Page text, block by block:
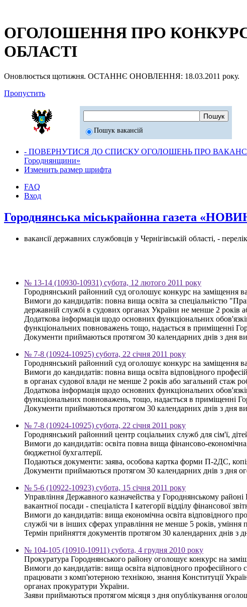
ОГОЛОШЕННЯ ПРО
ОБЛАСТІ
Оновлюється щотижня. ОСТАННЄ ОНОВЛЕННЯ: 18.03.2011 року.
Пропустить
Пошук вакансій
- ПОВЕРНУТИСЯ ДО СПИСКУ ОГОЛОШЕНЬ ПРО
Городнянщини»
Изменить размер шрифта
FAQ
Вход
Городнянська міськрайонна газета
вакансії державних службовців у Чернігівській області, -
№ 13-14 (10930-10931) субота, 12 лютого 2011 року
Городнянський районний суд оголошує конкурс на заміщення
Вимоги до кандидатів: повна вища освіта за спеціальністю
державній службі в судових органах України не менше 2 років
Додаткова інформація щодо основних функціональних
функціональних повноважень тощо, надається в приміщенні
Документи приймаються протягом 30 календарних днів з дня
№ 7-8 (10924-10925) субота, 22 січня 2011 року
Городнянський районний суд оголошує конкурс на заміщення
Вимоги до кандидатів: повна вища освіта відповідного
в органах судової влади не менше 2 років або загальний стаж
Додаткова інформація щодо основних функціональних
функціональних повноважень, тощо, надається в приміщенні
Документи приймаються протягом 30 календарних днів з дня
№ 7-8 (10924-10925) субота, 22 січня 2011 року
Городнянський районний центр соціальних служб для сім'ї,
Вимоги до кандидатів: освіта повна вища фінансово-
бюджетної бухгалтерії.
Подаються документи: заява, особова картка форми П-2ДС,
Документи приймаються протягом 30 календарних днів з дня
№ 5-6 (10922-10923) субота, 15 січня 2011 року
Управління Державного казначейства у Городнянському
вакантної посади - спеціаліста І категорії відділу фінансової
Вимоги до кандидатів: вища економічна освіта відповідного
службі чи в інших сферах управління не менше 5 років,
Термін прийняття документів протягом 30 календарних днів з
№ 104-105 (10910-10911) субота, 4 грудня 2010 року
Прокуратура Городнянського району оголошує конкурс на
Вимоги до кандидатів: вища освіта відповідного професійного
працювати з комп'ютерною технікою, знання Конституції
органах прокуратури України.
Заяви приймаються протягом місяця з дня опублікування